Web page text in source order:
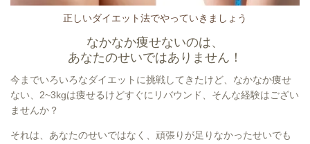
正しいダイエット法でやっていきましょう
なかなか痩せないのは、
あなたのせいではありません！
今までいろいろなダイエットに挑戦してきたけど、なかなか痩せ
ない、2~3kgは痩せるけどすぐにリバウンド、そんな経験はござい
ませんか？
それは、あなたのせいではなく、頑張りが足りなかったせいでも